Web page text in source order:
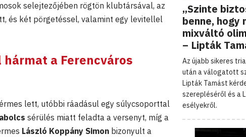
selejtezőjében rögtön klubtársával, az
és két pörgetéssel, valamint egy levitellel
a Ferencváros
lett, utóbbi ráadásul egy súlycsoporttal
sérülés miatt feladta a versenyt, míg a
László Koppány Simon bizonyult a
„Szinte
benne, hogy
mixváltó
– Lipták
Az újabb sikeres
után a válogatott
Lipták Tamást
szerepléséről és a
esélyekről.